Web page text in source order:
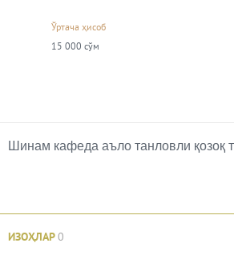
Ўртача ҳисоб
15 000 сўм
Шинам кафеда аъло танловли қозоқ
ИЗОҲЛАР0